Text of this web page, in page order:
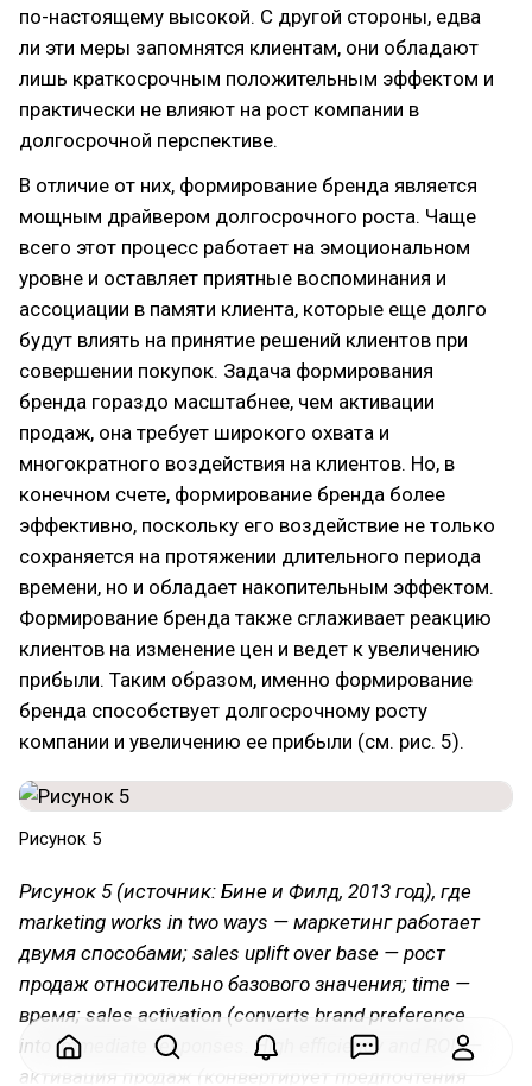
по-настоящему высокой. С другой стороны, едва
ли эти меры запомнятся клиентам, они обладают
лишь краткосрочным положительным эффектом и
практически не влияют на рост компании в
долгосрочной перспективе.
В отличие от них, формирование бренда является
мощным драйвером долгосрочного роста. Чаще
всего этот процесс работает на эмоциональном
уровне и оставляет приятные воспоминания и
ассоциации в памяти клиента, которые еще долго
будут влиять на принятие решений клиентов при
совершении покупок. Задача формирования
бренда гораздо масштабнее, чем активации
продаж, она требует широкого охвата и
многократного воздействия на клиентов. Но, в
конечном счете, формирование бренда более
эффективно, поскольку его воздействие не только
сохраняется на протяжении длительного периода
времени, но и обладает накопительным эффектом.
Формирование бренда также сглаживает реакцию
клиентов на изменение цен и ведет к увеличению
прибыли. Таким образом, именно формирование
бренда способствует долгосрочному росту
компании и увеличению ее прибыли (см. рис. 5).
Рисунок 5
Рисунок 5 (источник: Бине и Филд, 2013 год), где
marketing works in two ways — маркетинг работает
двумя способами; sales uplift over base — рост
продаж относительно базового значения; time —
время; sales activation (converts brand preference
into immediate responses. High efficiency and ROI) —
активация продаж (конвертирует предпочтения